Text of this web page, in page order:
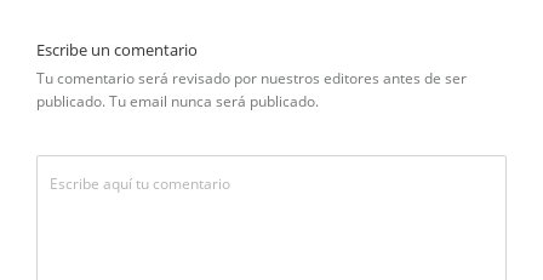
Escribe un comentario
Tu comentario será revisado por nuestros editores antes de ser
publicado. Tu email nunca será publicado.